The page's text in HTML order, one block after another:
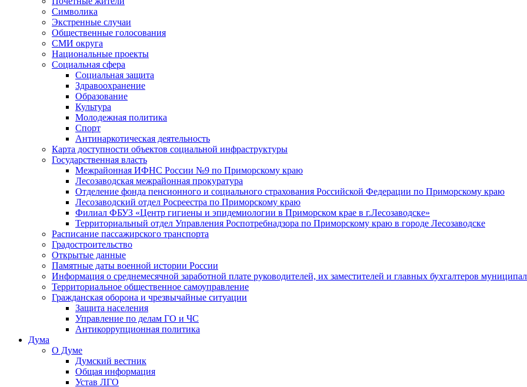
Символика
Экстренные случаи
Общественные голосования
СМИ округа
Национальные проекты
Социальная сфера
Социальная защита
Здравоохранение
Образование
Культура
Молодежная политика
Спорт
Антинаркотическая деятельность
Карта доступности объектов социальной инфраструктуры
Государственная власть
Межрайонная ИФНС России №9 по Приморскому краю
Лесозаводская межрайонная прокуратура
Отделение фонда пенсионного и социального страхования Российской Федерации по Приморскому краю
Лесозаводский отдел Росреестра по Приморскому краю
Филиал ФБУЗ «Центр гигиены и эпидемиологии в Приморском крае в г.Лесозаводске»
Территориальный отдел Управления Роспотребнадзора по Приморскому краю в городе Лесозаводске
Расписание пассажирского транспорта
Градостроительство
Открытые данные
Памятные даты военной истории России
Информация о среднемесячной заработной плате руководителей, их заместителей и главных бухгалтеров
Территориальное общественное самоуправление
Гражданская оборона и чрезвычайные ситуации
Защита населения
Управление по делам ГО и ЧС
Антикоррупционная политика
Дума
О Думе
Думский вестник
Общая информация
Устав ЛГО